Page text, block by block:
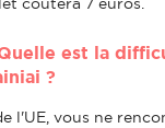
est la
?
l'UE, vous ne